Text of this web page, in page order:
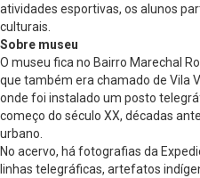
atividades esportivas, os alunos
culturais.
Sobre museu
O museu fica no Bairro Marechal
que também era chamado de Vila
onde foi instalado um posto
começo do século XX, décadas
urbano.
No acervo, há fotografias da
linhas telegráficas, artefatos